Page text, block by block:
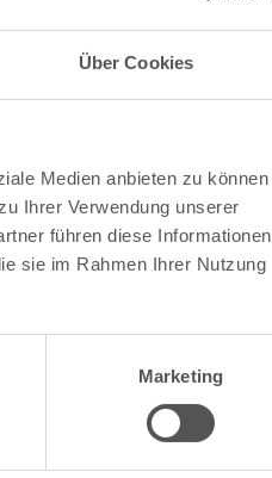
Über Cookies
Medien anbieten zu können
Ihrer Verwendung unserer
führen diese Informationen
sie im Rahmen Ihrer Nutzung
Marketing